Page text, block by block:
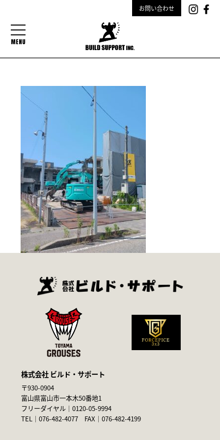
お問い合わせ
MENU
株式会社 ビルド・サポート
〒930-0904
富山県富山市一本木50番地1
フリーダイヤル｜0120-05-9994
TEL｜076-482-4077 FAX｜076-482-4199